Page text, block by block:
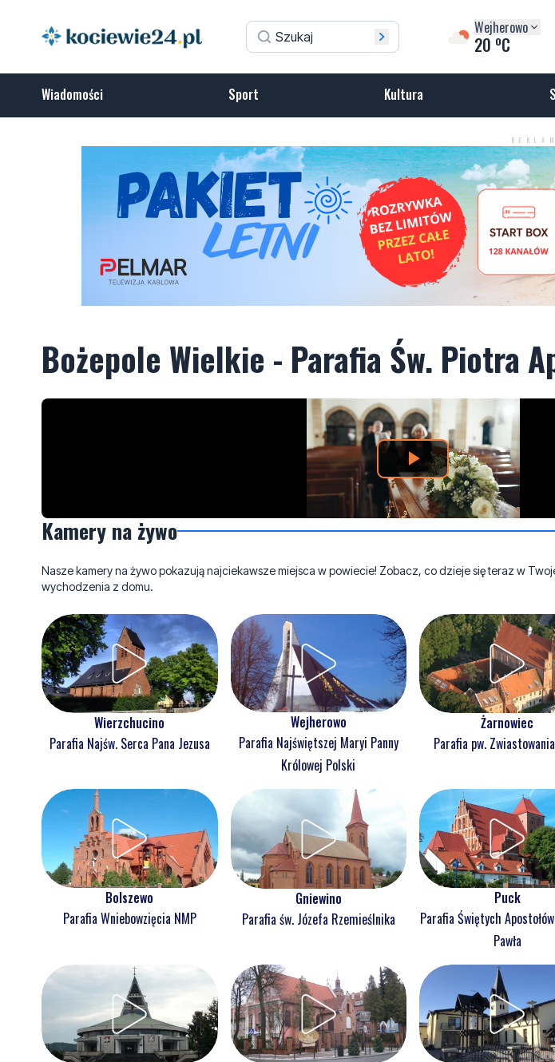
Wejherowo
20 oC
Wiadomości Sport Kultura
Bożepole Wielkie - Parafia Św. Piotra
Kamery na żywo
Nasze kamery na żywo pokazują najciekawsze miejsca w powiecie! Zobacz, co dzieje się teraz w
wychodzenia z domu.
Wierzchucino
Parafia Najśw. Serca Pana Jezusa
Wejherowo
Parafia Najświętszej Maryi Panny
Królowej Polski
Żarnowiec
Parafia pw.
Bolszewo
Parafia Wniebowzięcia NMP
Gniewino
Parafia św. Józefa Rzemieślnika
Puck
Parafia Świętych
Pawła